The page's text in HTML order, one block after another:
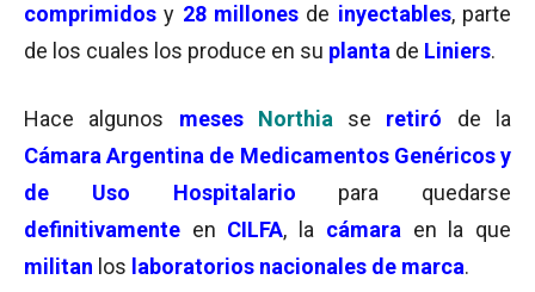
comprimidos y 28 millones de inyectables, parte
de los cuales los produce en su planta de Liniers.
Hace algunos meses Northia se retiró
de la
Cámara Argentina de Medicamentos Genéricos y
de Uso Hospitalario
para quedarse
definitivamente en CILFA, la cámara en la que
militan los laboratorios nacionales de marca.